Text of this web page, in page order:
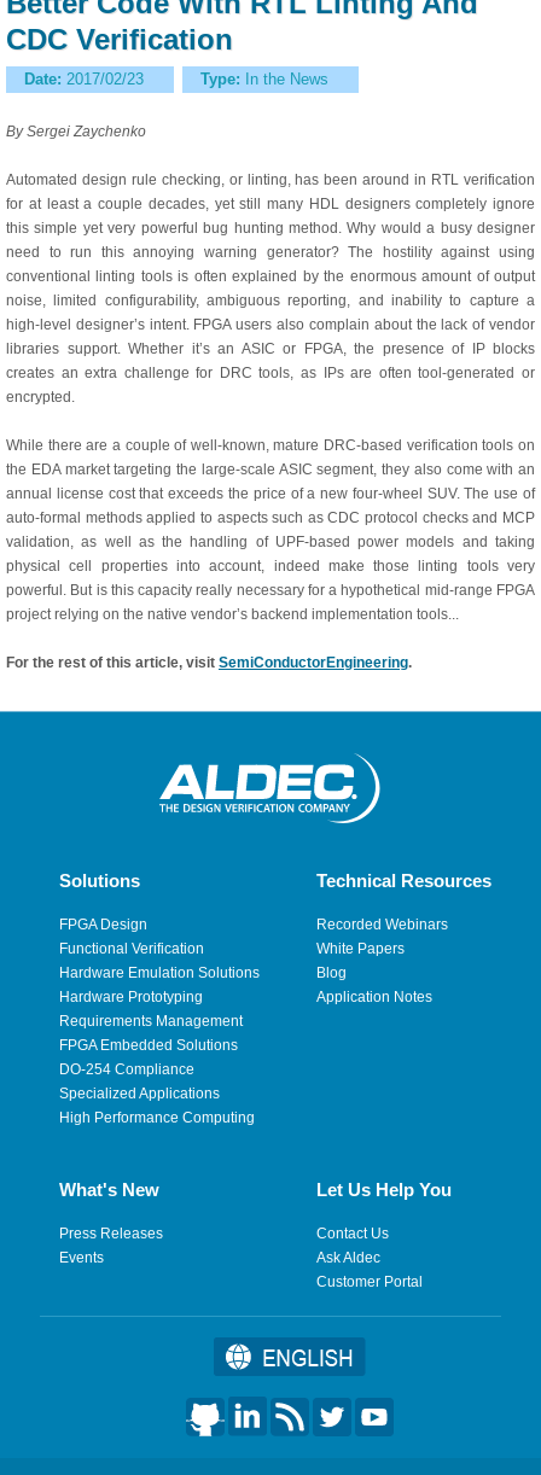
CDC Verification
Date: 2017/02/23 Type: In the News
By Sergei Zaychenko
Automated design rule checking, or linting, has been around in RTL verification
for at least a couple decades, yet still many HDL designers completely ignore
this simple yet very powerful bug hunting method. Why would a busy designer
need to run this annoying warning generator? The hostility against using
conventional linting tools is often explained by the enormous amount of output
noise, limited configurability, ambiguous reporting, and inability to capture a
high-level designer’s intent. FPGA users also complain about the lack of vendor
libraries support. Whether it’s an ASIC or FPGA, the presence of IP blocks
creates an extra challenge for DRC tools, as IPs are often tool-generated or
encrypted.
While there are a couple of well-known, mature DRC-based verification tools on
the EDA market targeting the large-scale ASIC segment, they also come with an
annual license cost that exceeds the price of a new four-wheel SUV. The use of
auto-formal methods applied to aspects such as CDC protocol checks and MCP
validation, as well as the handling of UPF-based power models and taking
physical cell properties into account, indeed make those linting tools very
powerful. But is this capacity really necessary for a hypothetical mid-range FPGA
project relying on the native vendor’s backend implementation tools...
For the rest of this article, visit SemiConductorEngineering.
Solutions
FPGA Design
Functional Verification
Hardware Emulation Solutions
Hardware Prototyping
Requirements Management
FPGA Embedded Solutions
DO-254 Compliance
Specialized Applications
High Performance Computing
Technical Resources
Recorded Webinars
White Papers
Blog
Application Notes
What's New
Press Releases
Events
Let Us Help You
Contact Us
Ask Aldec
Customer Portal